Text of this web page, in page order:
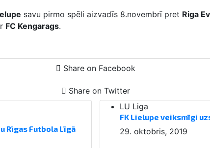
savu pirmo spēli aizvadīs 8.novembrī pret Riga
FC Kengarags.
Share on Facebook
Share on Twitter
Rīgas Futbola Līgā
LU Liga
FK Lielupe veiksmīgi
29. oktobris, 2019